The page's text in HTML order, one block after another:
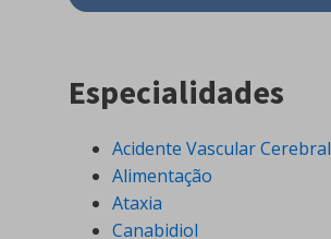
Especialidades
Acidente Vascular Cerebral
Alimentação
Ataxia
Canabidiol